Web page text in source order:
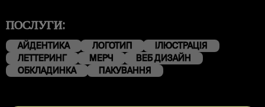
ПОСЛУГИ:
АЙДЕНТИКА ЛОГОТИП
ІЛЮСТРАЦІЯ
ЛЕТТЕРИНГ
МЕРЧ
ВЕБ ДИЗАЙН
ОБКЛАДИНКА
ПАКУВАННЯ